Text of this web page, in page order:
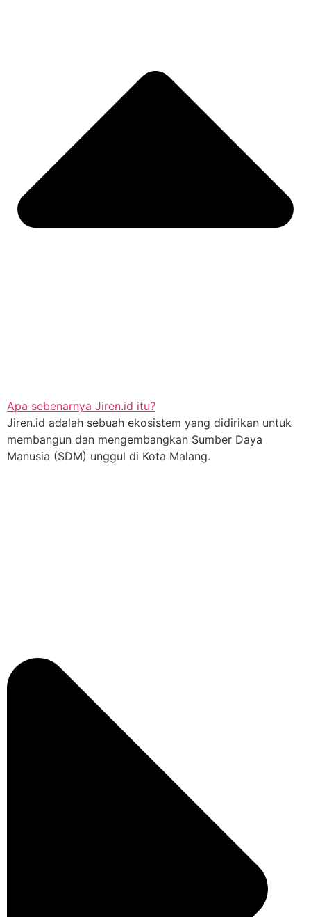
Apa sebenarnya Jiren.id itu?
Jiren.id adalah sebuah ekosistem yang didirikan untuk
membangun dan mengembangkan Sumber Daya
Manusia (SDM) unggul di Kota Malang.